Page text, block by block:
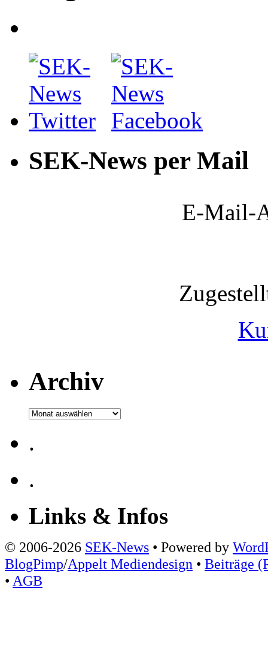
SEK-News per Mail
E-Mail-
Archiv
Archiv
.
.
Links & Infos
© 2006-2026 SEK-News • Powered by
BlogPimp/Appelt Mediendesign • Beiträge
• AGB